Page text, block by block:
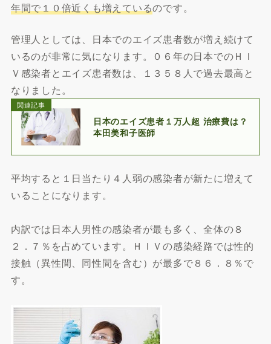
年間で１０倍近くも増えているのです。
管理人としては、日本でのエイズ患者数が増え続けて
いるのが非常に気になります。０６年の日本でのＨＩ
Ｖ感染者とエイズ患者数は、１３５８人で過去最高と
なりました。
関連記事
日本のエイズ患者１万人超 治療費は？
本田美和子医師
平均すると１日当たり４人弱の感染者が新たに増えて
いることになります。
内訳では日本人男性の感染者が最も多く、全体の８
２．７％を占めています。ＨＩＶの感染経路では性的
接触（異性間、同性間を含む）が最多で８６．８％で
す。